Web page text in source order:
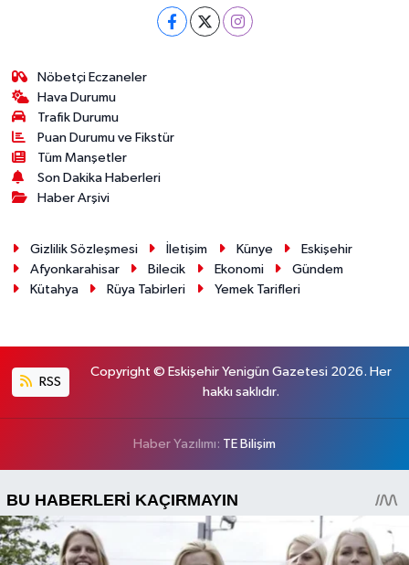
Nöbetçi Eczaneler
Hava Durumu
Trafik Durumu
Puan Durumu ve Fikstür
Tüm Manşetler
Son Dakika Haberleri
Haber Arşivi
Gizlilik Sözleşmesi İletişim Künye
Eskişehir
Afyonkarahisar
Bilecik Ekonomi
Gündem
Kütahya
Rüya Tabirleri Yemek Tarifleri
RSS
Copyright © Eskişehir Yenigün Gazetesi 2026. Her
hakkı saklıdır.
Haber Yazılımı: TE Bilişim